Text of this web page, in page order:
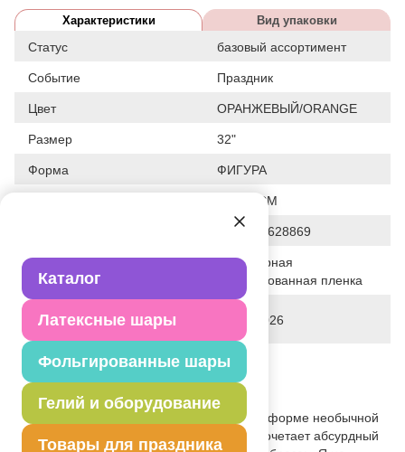
Каталог
Латексные шары
Фольгированные шары
Гелий и оборудование
Товары для праздника
Характеристики Вид упаковки
Статус базовый ассортимент
Событие Праздник
Цвет ОРАНЖЕВЫЙ/ORANGE
Размер 32"
Форма ФИГУРА
32"/ 81CM
4690390628869
Исходный материал
Полимерная
фольгированная пленка
элемента
28-01-2026
Вес 39.000 г
Описание товара
Эксцентричный фольгированный шар в форме необычной
собаки с большими ушами. Персонаж сочетает абсурдный